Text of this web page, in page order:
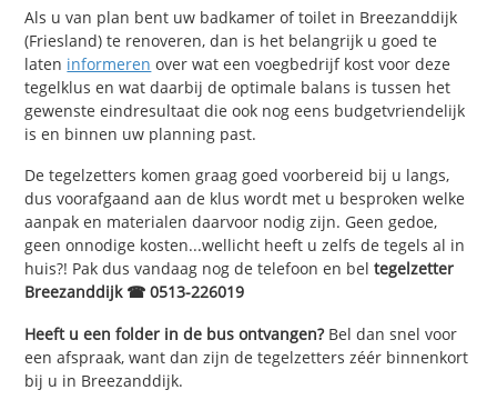
Als u van plan bent uw badkamer of toilet in Breezanddijk
(Friesland) te renoveren, dan is het belangrijk u goed te
laten informeren over wat een voegbedrijf kost voor deze
tegelklus en wat daarbij de optimale balans is tussen het
gewenste eindresultaat die ook nog eens budgetvriendelijk
is en binnen uw planning past.
De tegelzetters komen graag goed voorbereid bij u langs,
dus voorafgaand aan de klus wordt met u besproken welke
aanpak en materialen daarvoor nodig zijn. Geen gedoe,
geen onnodige kosten...wellicht heeft u zelfs de tegels al in
huis?! Pak dus vandaag nog de telefoon en beltegelzetter
Breezanddijk ☎ 0513-226019
Heeft u een folder in de bus ontvangen?Bel dan snel voor
een afspraak, want dan zijn de tegelzetters zéér binnenkort
bij u in Breezanddijk.